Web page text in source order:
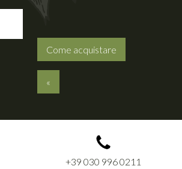
Come acquistare
«
+39 030 996 0211